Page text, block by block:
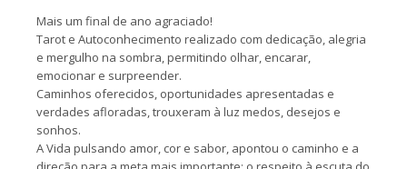
Mais um final de ano agraciado!
Tarot e Autoconhecimento realizado com dedicação, alegria
e mergulho na sombra, permitindo olhar, encarar,
emocionar e surpreender.
Caminhos oferecidos, oportunidades apresentadas e
verdades afloradas, trouxeram à luz medos, desejos e
sonhos.
A Vida pulsando amor, cor e sabor, apontou o caminho e a